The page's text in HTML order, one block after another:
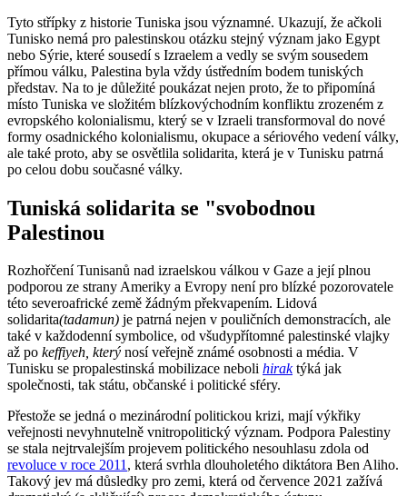
Tyto střípky z historie Tuniska jsou významné. Ukazují, že ačkoli
Tunisko nemá pro palestinskou otázku stejný význam jako Egypt
nebo Sýrie, které sousedí s Izraelem a vedly se svým sousedem
přímou válku, Palestina byla vždy ústředním bodem tuniských
představ. Na to je důležité poukázat nejen proto, že to připomíná
místo Tuniska ve složitém blízkovýchodním konfliktu zrozeném z
evropského kolonialismu, který se v Izraeli transformoval do nové
formy osadnického kolonialismu, okupace a sériového vedení války,
ale také proto, aby se osvětlila solidarita, která je v Tunisku patrná
po celou dobu současné války.
Tuniská solidarita se "svobodnou
Palestinou
Rozhořčení Tunisanů nad izraelskou válkou v Gaze a její plnou
podporou ze strany Ameriky a Evropy není pro blízké pozorovatele
této severoafrické země žádným překvapením. Lidová
solidarita(tadamun) je patrná nejen v pouličních demonstracích, ale
také v každodenní symbolice, od všudypřítomné palestinské vlajky
až po keffiyeh, který nosí veřejně známé osobnosti a média. V
Tunisku se propalestinská mobilizace neboli hiraktýká jak
společnosti, tak státu, občanské i politické sféry.
Přestože se jedná o mezinárodní politickou krizi, mají výkřiky
veřejnosti nevyhnutelně vnitropolitický význam. Podpora Palestiny
se stala nejtrvalejším projevem politického nesouhlasu zdola od
revoluce v roce 2011, která svrhla dlouholetého diktátora Ben Aliho.
Takový jev má důsledky pro zemi, která od července 2021 zažívá